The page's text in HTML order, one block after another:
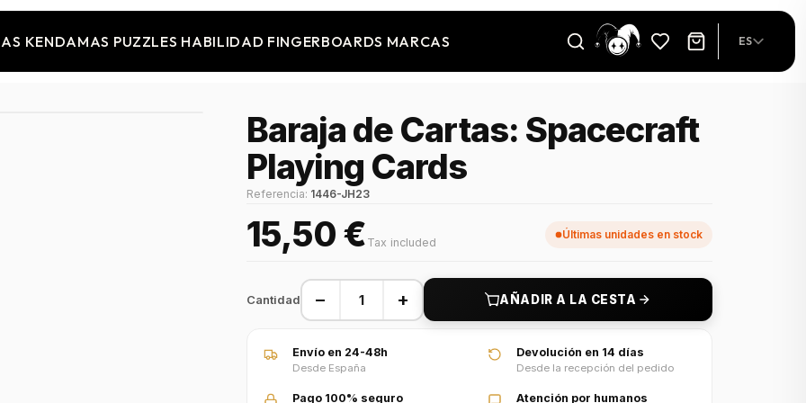
KENDAMAS PUZZLES HABILIDAD FINGERBOARDS MARCAS ES
Baraja de Cartas: Spacecraft
Playing Cards
Referencia: 1446-JH23
15,50 € Tax included
Últimas unidades en stock
Cantidad − + AÑADIR A LA CESTA
Envío en 24-48h
Desde España
Devolución en 14 días
Desde la recepción del pedido
Pago 100% seguro Atención por humanos